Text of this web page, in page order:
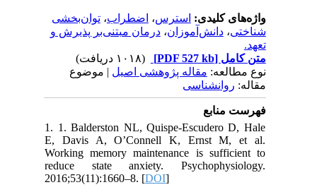
واژه‌های کلیدی:استرس،اضطراب،توان‌بخشی
شناختی،دانش‌آموزان،درمان مبتنی‌بر پذیرش و
تعهد.
متن کامل[PDF 527 kb]
نوع مطالعه:مقاله پژوهشی اصیل| موضوع
مقاله:روانشناسی
فهرست منابع
1. 1. Balderston NL, Quispe-Escudero D, Hale
E, Davis A, O’Connell K, Ernst M, et al.
Working memory maintenance is sufficient to
reduce state anxiety. Psychophysiology.
2016;53(11):1660–8. [DOI